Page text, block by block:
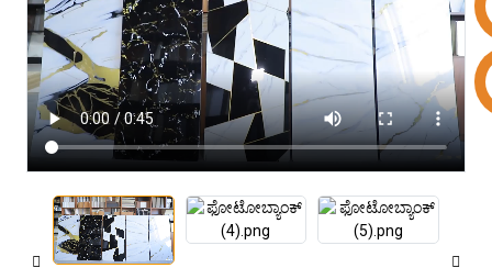
+86 15953240337